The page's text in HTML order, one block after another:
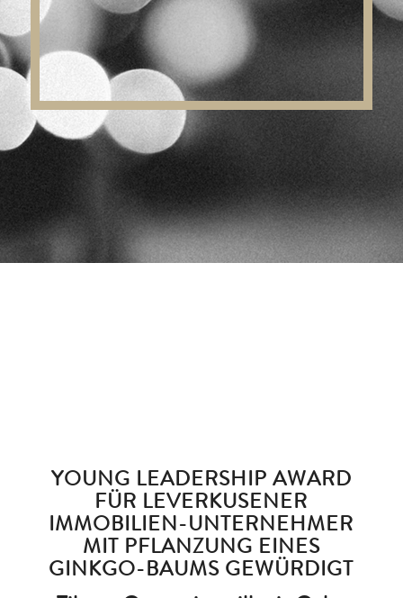
YOUNG LEADERSHIP AWARD
FÜR LEVERKUSENER
IMMOBILIEN-UNTERNEHMER
MIT PFLANZUNG EINES
GINKGO-BAUMS GEWÜRDIGT